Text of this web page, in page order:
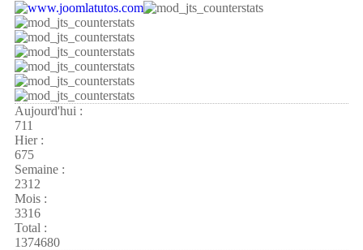
Aujourd'hui :
711
Hier :
675
Semaine :
2312
Mois :
3316
Total :
1374680